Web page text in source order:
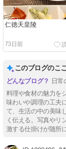
仁徳天皇陵
73日前
このブログのこ
日
料理や食材の魅力を
味わいや調理の工夫
て、生活の中の美味
く伝える。写真やリ
激する仕掛けが随所